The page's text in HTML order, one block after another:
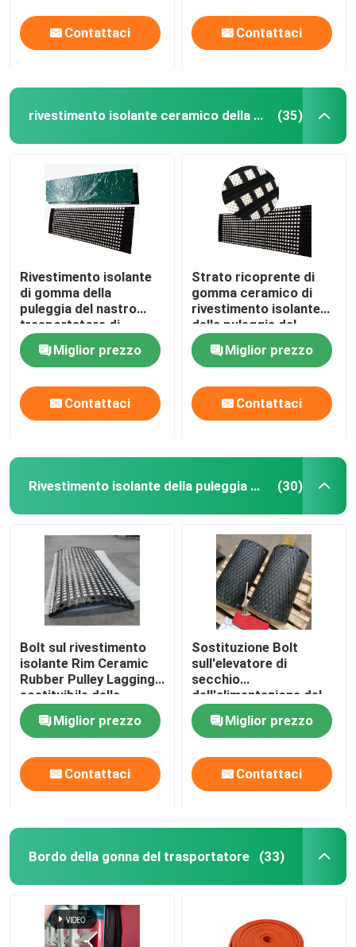
Contattaci Contattaci
rivestimento isolante ceramico della puleggia (35)
Rivestimento isolante
di gomma della
puleggia del nastro
trasportatore di
rivestimento isolante
della puleggia ceramica
del tamburo
Miglior prezzo
Contattaci
Strato ricoprente di
gomma ceramico di
rivestimento isolante
della puleggia del
trasportatore con lo
strato legante del Cn
Miglior prezzo
Contattaci
Rivestimento isolante della puleggia del trasportatore (30)
Bolt sul rivestimento
isolante Rim Ceramic
Rubber Pulley Lagging
sostituibile della
puleggia del
trasportatore
Miglior prezzo
Contattaci
Sostituzione Bolt
sull'elevatore di
secchio
dell'alimentazione del
forno di Diamond Drum
Pulley Lagging For
Miglior prezzo
Contattaci
Bordo della gonna del trasportatore (33)